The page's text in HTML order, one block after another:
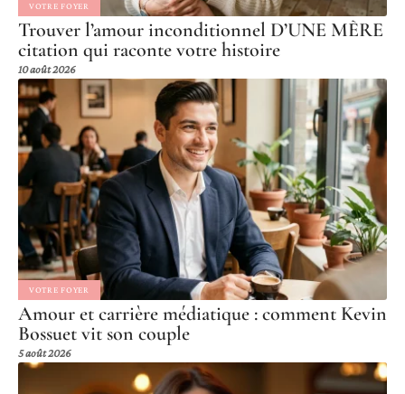
VOTRE FOYER
Trouver l’amour inconditionnel D’UNE MÈRE
citation qui raconte votre histoire
10 août 2026
VOTRE FOYER
Amour et carrière médiatique : comment Kevin
Bossuet vit son couple
5 août 2026